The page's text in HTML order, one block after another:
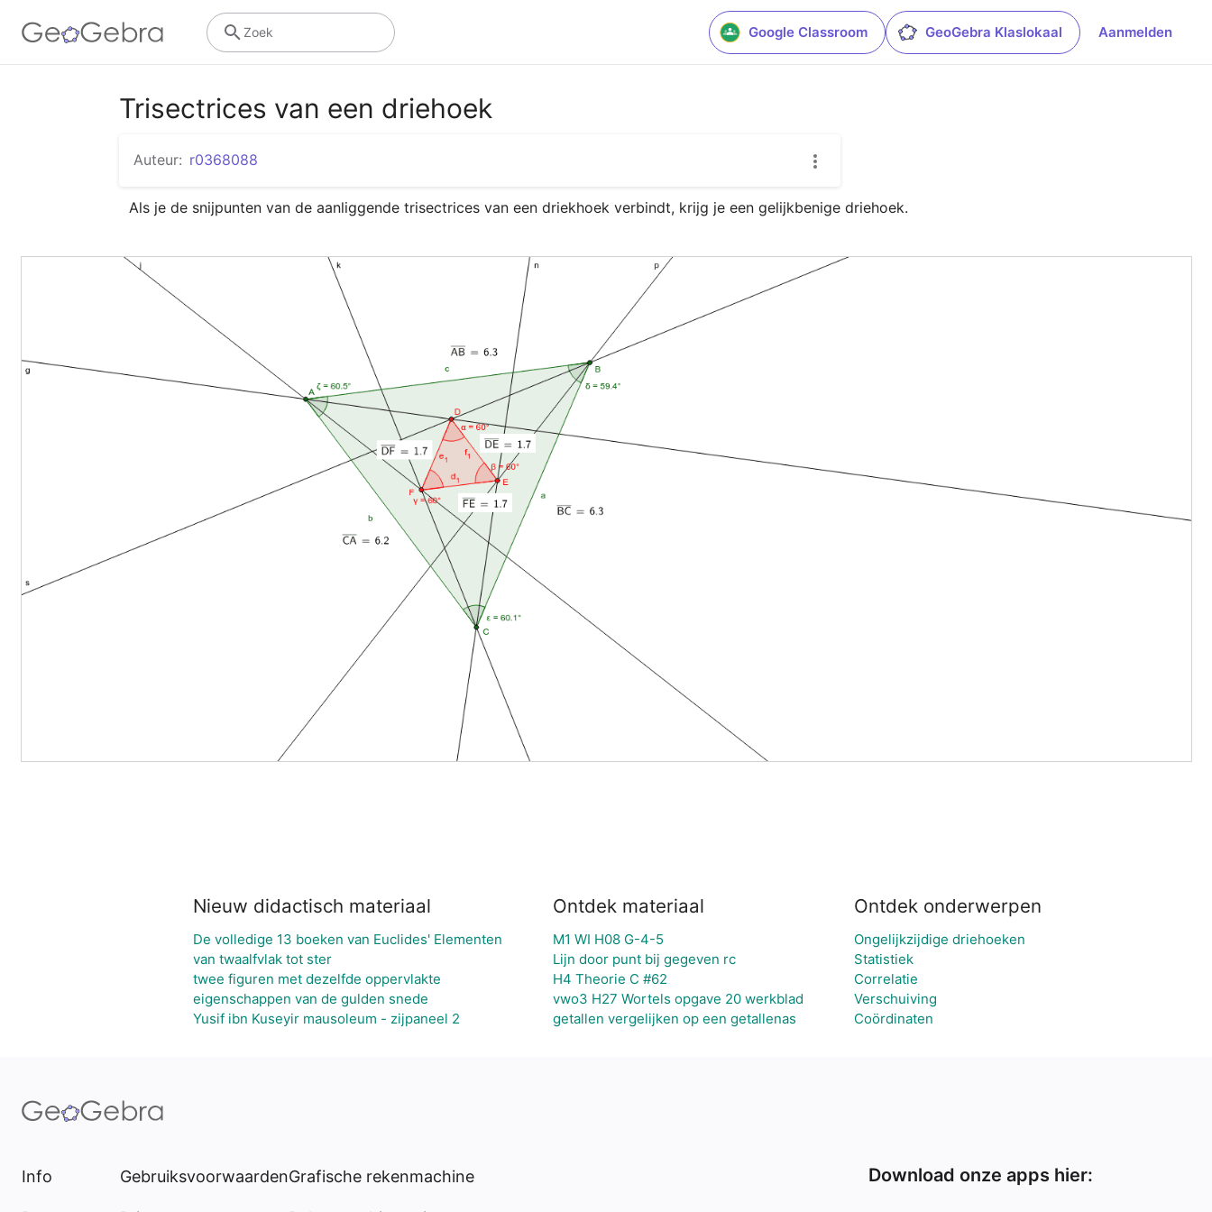
Google Classroom GeoGebra Klaslokaal Aanmelden
Zoek
Trisectrices van een driehoek
Auteur: r0368088
Als je de snijpunten van de aanliggende trisectrices van een driekhoek verbindt, krijg je een gelijkbenige driehoek.
Nieuw didactisch materiaal
De volledige 13 boeken van Euclides' Elementen
van twaalfvlak tot ster
twee figuren met dezelfde oppervlakte
eigenschappen van de gulden snede
Yusif ibn Kuseyir mausoleum - zijpaneel 2
Ontdek materiaal
M1 WI H08 G-4-5
Lijn door punt bij gegeven rc
H4 Theorie C #62
vwo3 H27 Wortels opgave 20 werkblad
getallen vergelijken op een getallenas
Ontdek onderwerpen
Ongelijkzijdige driehoeken
Statistiek
Correlatie
Verschuiving
Coördinaten
Info GebruiksvoorwaardenGrafische rekenmachine Download onze apps hier: